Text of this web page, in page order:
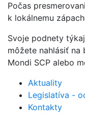
Počas
k lokálnemu
Svoje podnety
môžete nahlásiť na
Mondi SCP alebo
Aktuality
Legislatíva -
Kontakty